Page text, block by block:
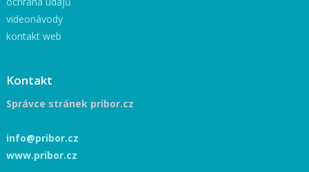
videonávody
kontakt web
Kontakt
Správce stránek pribor.cz
info@pribor.cz
www.pribor.cz